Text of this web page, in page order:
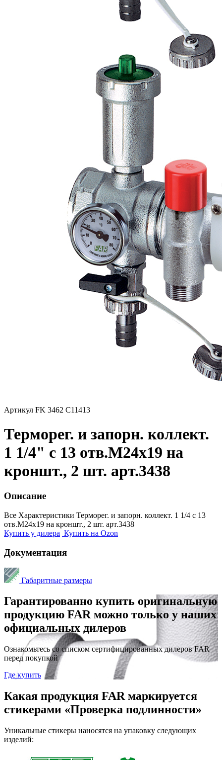
Артикул FK 3462 C11413
Терморег. и запорн. коллект.
1 1/4" с 13 отв.M24x19 на
кроншт., 2 шт. арт.3438
Описание
Все Характеристики Терморег. и запорн. коллект. 1 1/4 с 13
отв.M24x19 на кроншт., 2 шт. арт.3438
Купить у дилера Купить на Ozon
Документация
Габаритные размеры
Гарантированно купить оригинальную
продукцию FAR можно только у наших
официальных дилеров
Ознакомьтесь со списком сертифицированных дилеров FAR
перед покупкой
Где купить
Какая продукция FAR маркируется
стикерами «Проверка подлинности»
Уникальные стикеры наносятся на упаковку следующих
изделий: